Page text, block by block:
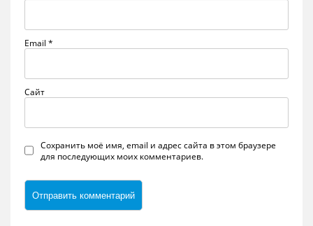
Email *
Сайт
Сохранить моё имя, email и адрес сайта в этом браузере
для последующих моих комментариев.